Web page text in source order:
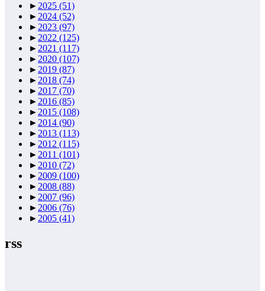
► 2025 (51)
► 2024 (52)
► 2023 (97)
► 2022 (125)
► 2021 (117)
► 2020 (107)
► 2019 (87)
► 2018 (74)
► 2017 (70)
► 2016 (85)
► 2015 (108)
► 2014 (90)
► 2013 (113)
► 2012 (115)
► 2011 (101)
► 2010 (72)
► 2009 (100)
► 2008 (88)
► 2007 (96)
► 2006 (76)
► 2005 (41)
rss